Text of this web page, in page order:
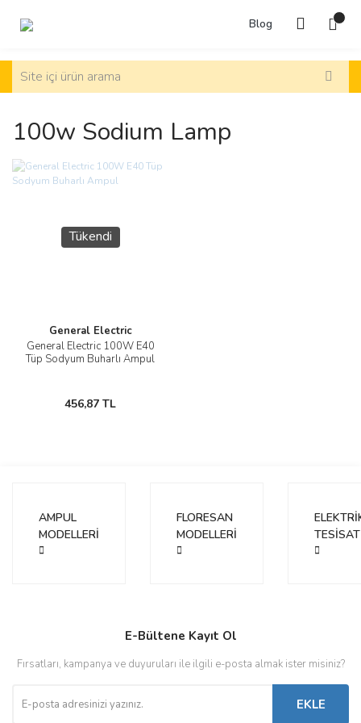
Blog
100w Sodium Lamp
Tükendi
General Electric
General Electric 100W E40
Tüp Sodyum Buharlı Ampul
456,87 TL
AMPUL
MODELLERİ
FLORESAN
MODELLERİ
TESİSAT
E-Bültene Kayıt Ol
Fırsatları, kampanya ve duyuruları ile ilgili e-posta almak ister misiniz?
EKLE